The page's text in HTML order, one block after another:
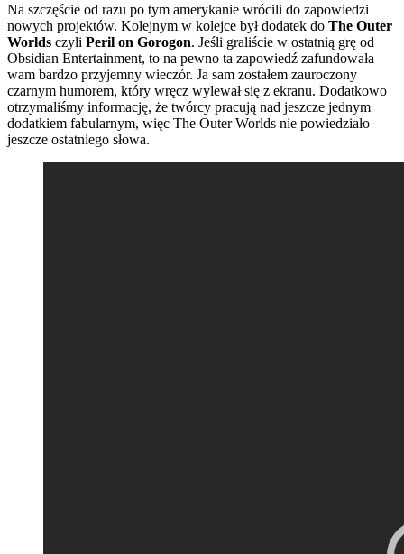
Na szczęście od razu po tym amerykanie wrócili do zapowiedzi
nowych projektów. Kolejnym w kolejce był dodatek do The Outer
Worlds czyli Peril on Gorogon. Jeśli graliście w ostatnią grę od
Obsidian Entertainment, to na pewno ta zapowiedź zafundowała
wam bardzo przyjemny wieczór. Ja sam zostałem zauroczony
czarnym humorem, który wręcz wylewał się z ekranu. Dodatkowo
otrzymaliśmy informację, że twórcy pracują nad jeszcze jednym
dodatkiem fabularnym, więc The Outer Worlds nie powiedziało
jeszcze ostatniego słowa.